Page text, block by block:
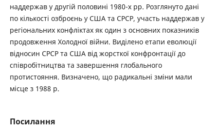
наддержав у другій половині 1980-х рр. Розглянуто дані
по кількості озброєнь у США та СРСР, участь наддержав у
регіональних конфліктах як один з основних показників
продовження Холодної війни. Виділено етапи еволюції
відносин СРСР та США від жорсткої конфронтації до
співробітництва та завершення глобального
протистояння. Визначено, що радикальні зміни мали
місце з 1988 р.
Посилання